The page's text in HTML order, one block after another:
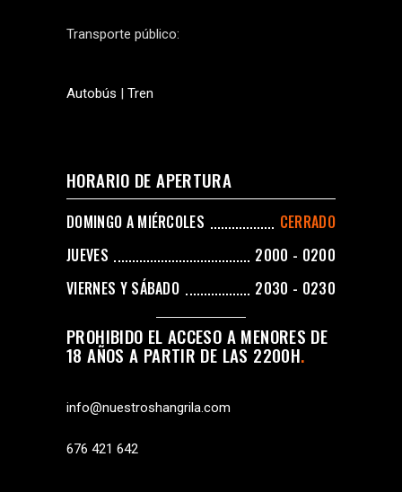
Transporte público:
Autobús Tren
HORARIO DE APERTURA
DOMINGO A MIÉRCOLES
CERRADO
JUEVES
2000 - 0200
VIERNES Y SÁBADO
2030 - 0230
PROHIBIDO EL ACCESO A MENORES DE
18 AÑOS A PARTIR DE LAS 2200H
info@nuestroshangrila.com
676 421 642